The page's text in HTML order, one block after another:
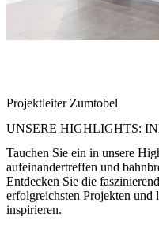
Projektleiter Zumtobel
UNSERE HIGHLIGHTS:
Tauchen Sie ein in unsere
aufeinandertreffen und
Entdecken Sie die
erfolgreichsten Projekten und
inspirieren.